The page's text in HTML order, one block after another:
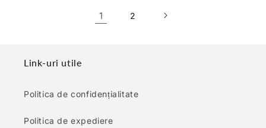
1 2
Link-uri utile
Politica de confidențialitate
Politica de expediere